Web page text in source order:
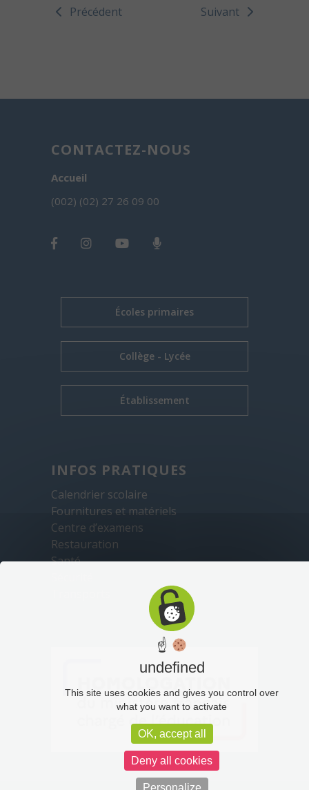
Précédent Suivant
CONTACTEZ-NOUS
Accueil
(002) (02) 27 26 09 00
Écoles primaires
Collège - Lycée
Établissement
INFOS PRATIQUES
Calendrier scolaire
Fournitures et matériels
Centre d’examens
Restauration
Santé
☝
undefined
This site uses cookies and gives you control over
what you want to activate
OK, accept all
Deny all cookies
Personalize